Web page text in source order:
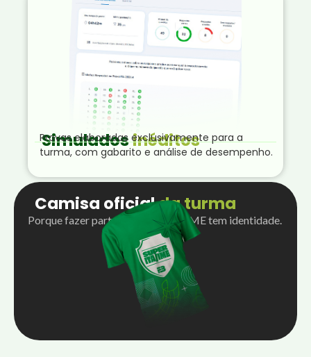
Simuladosinéditos
Provas elaboradas exclusivamente para a
turma, com gabarito e análise de desempenho.
Camisa oficialda turma
Porque fazer parte do Super ITA/IME tem identidade.